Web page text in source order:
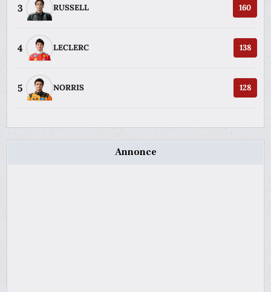
3 RUSSELL 160
4 LECLERC 138
5 NORRIS 128
Annonce